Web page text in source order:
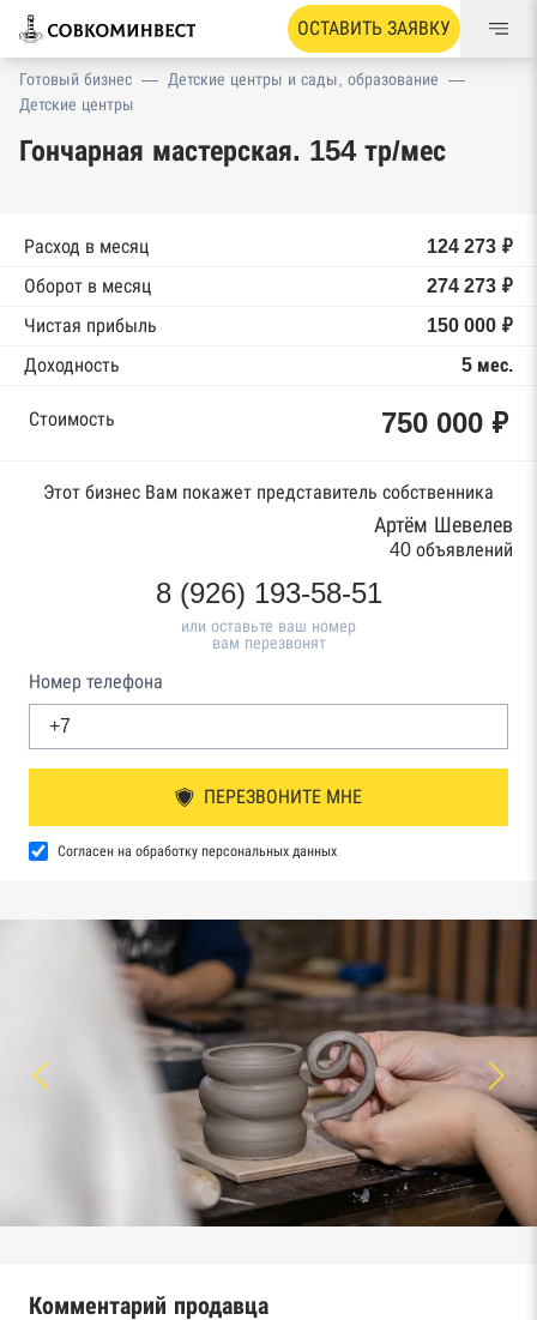
ОСТАВИТЬ ЗАЯВКУ
Готовый бизнес — Детские центры и сады, образование —
Детские центры
Гончарная мастерская. 154 тр/мес
Расход в месяц
124 273 ₽
Оборот в месяц
274 273 ₽
Чистая прибыль
150 000 ₽
Доходность
5 мес.
Стоимость 750 000 ₽
Этот бизнес Вам покажет представитель собственника
Артём Шевелев
40 объявлений
8 (926) 193-58-51
или оставьте ваш номер
вам перезвонят
Номер телефона
ПЕРЕЗВОНИТЕ МНЕ
Согласен на обработку персональных данных
Комментарий продавца